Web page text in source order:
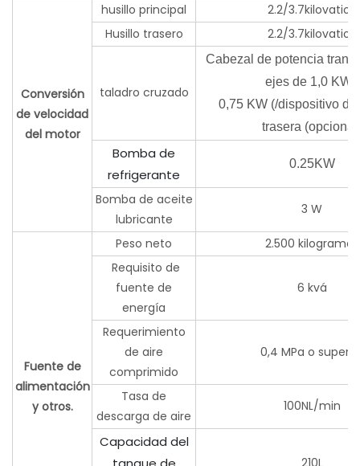
Conversión
de velocidad
del motor
husillo principal
2.2/3.7kilovatios
Husillo trasero
2.2/3.7kilovatios
taladro cruzado
Cabezal de potencia
ejes de 1,0 KW),
0,75 KW (/dispositivo de
trasera
Bomba de
refrigerante
0.25KW
Bomba de aceite
lubricante
3 W
Fuente de
alimentación
y otros.
Peso neto
2.500 kilogramos
Requisito de
fuente de
energía
6 kvá
Requerimiento
de aire
comprimido
0,4 MPa o
Tasa de
descarga de aire
100NL/min
Capacidad del
210L